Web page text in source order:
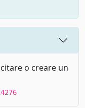
o creare un